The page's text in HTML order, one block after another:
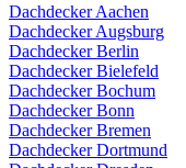
Dachdecker Aachen
Dachdecker Augsburg
Dachdecker Berlin
Dachdecker Bielefeld
Dachdecker Bochum
Dachdecker Bonn
Dachdecker Bremen
Dachdecker Dortmund